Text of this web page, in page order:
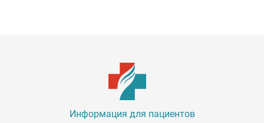
Информация для пациентов